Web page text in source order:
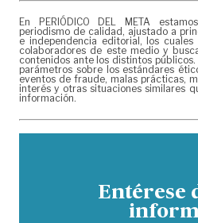
En PERIÓDICO DEL META
periodismo de calidad, ajustado a
e independencia editorial, los
colaboradores de este medio y
contenidos ante los distintos
parámetros sobre los estándares
eventos de fraude, malas prácticas,
interés y otras situaciones similares
información.
Entérese